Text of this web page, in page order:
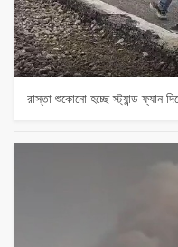
রাস্তা শুকোনো হচ্ছে স্ট্যান্ড ফ্যান